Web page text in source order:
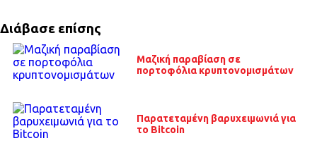
Διάβασε επίσης
Μαζική παραβίαση σε
πορτοφόλια κρυπτονομισμάτων
Παρατεταμένη βαρυχειμωνιά για
το Bitcoin